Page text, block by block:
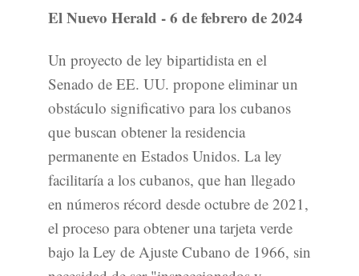
El Nuevo Herald - 6 de febrero de 2024
Un proyecto de ley bipartidista en el
Senado de EE. UU. propone eliminar un
obstáculo significativo para los cubanos
que buscan obtener la residencia
permanente en Estados Unidos. La ley
facilitaría a los cubanos, que han llegado
en números récord desde octubre de 2021,
el proceso para obtener una tarjeta verde
bajo la Ley de Ajuste Cubano de 1966, sin